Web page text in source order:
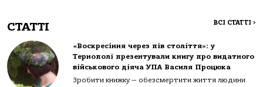
СТАТТІ ВСІ СТАТТІ >
«Воскресіння через пів століття»: у
Тернополі презентували книгу про видатного
військового діяча УПА Василя Процюка
Зробити книжку — обезсмертити життя людини